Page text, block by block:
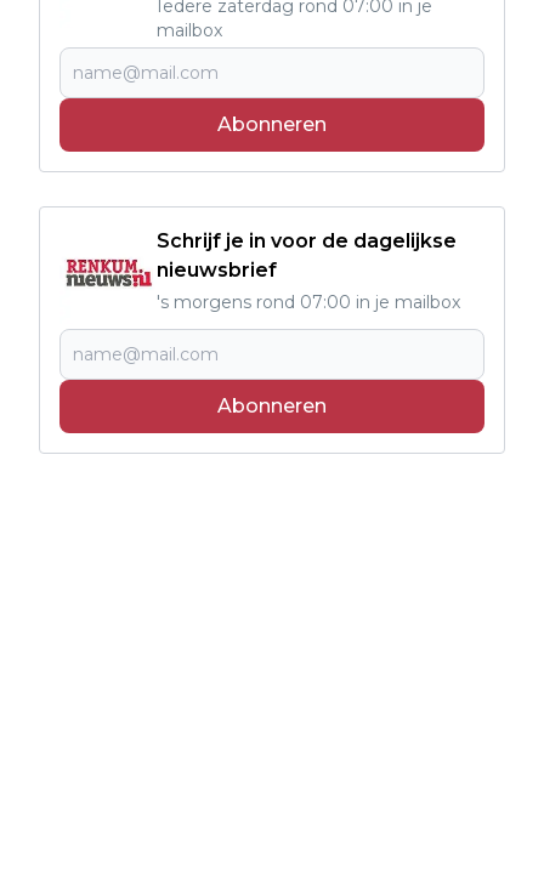
Iedere zaterdag rond 07:00 in je
mailbox
Abonneren
Schrijf je in voor de dagelijkse
nieuwsbrief
's morgens rond 07:00 in je mailbox
Abonneren